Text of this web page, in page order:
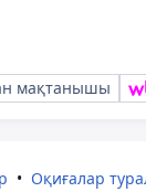
мақтанышы
Оқиғалар